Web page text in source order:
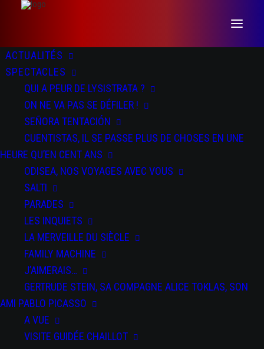
ACTUALITÉS
SPECTACLES
QUI A PEUR DE LYSISTRATA ?
ON NE VA PAS SE DÉFILER !
SEÑORA TENTACIÓN
CUENTISTAS, IL SE PASSE PLUS DE CHOSES EN UNE
HEURE QU’EN CENT ANS
ODISEA, NOS VOYAGES AVEC VOUS
SALTI
PARADES
LES INQUIETS
LA MERVEILLE DU SIÈCLE
FAMILY MACHINE
J’AIMERAIS…
GERTRUDE STEIN, SA COMPAGNE ALICE TOKLAS, SON
AMI PABLO PICASSO
A VUE
VISITE GUIDÉE CHAILLOT
Odisea